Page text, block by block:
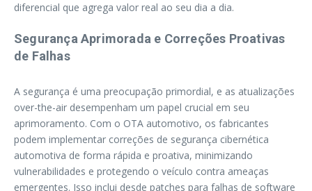
diferencial que agrega valor real ao seu dia a dia.
Segurança Aprimorada e Correções Proativas
de Falhas
A segurança é uma preocupação primordial, e as atualizações
over-the-air desempenham um papel crucial em seu
aprimoramento. Com o OTA automotivo, os fabricantes
podem implementar correções de segurança cibernética
automotiva de forma rápida e proativa, minimizando
vulnerabilidades e protegendo o veículo contra ameaças
emergentes. Isso inclui desde patches para falhas de software